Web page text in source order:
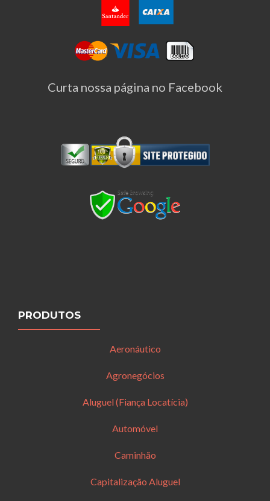
Curta nossa página no Facebook
PRODUTOS
Aeronáutico
Agronegócios
Aluguel (Fiança Locatícia)
Automóvel
Caminhão
Capitalização Aluguel